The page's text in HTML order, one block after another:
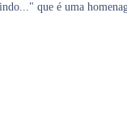
que é uma